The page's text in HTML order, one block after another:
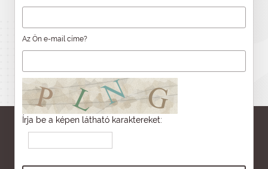
Az Ön e-mail címe?
Írja be a képen látható karaktereket: